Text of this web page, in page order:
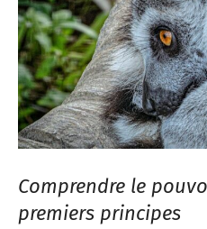
Comprendre le
premiers principes